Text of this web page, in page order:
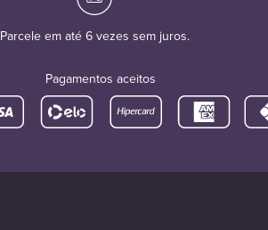
Parcele em até 6 vezes sem juros.
Pagamentos aceitos